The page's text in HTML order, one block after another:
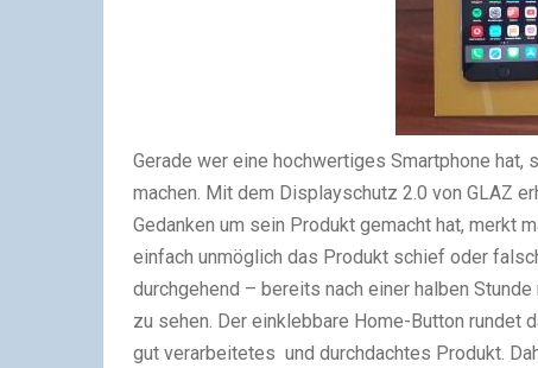
Gerade wer eine hochwertiges Smartphone
machen. Mit dem Displayschutz 2.0 von GLAZ
Gedanken um sein Produkt gemacht hat, merkt
einfach unmöglich das Produkt schief oder
durchgehend – bereits nach einer halben
zu sehen. Der einklebbare Home-Button rundet
gut verarbeitetes und durchdachtes Produkt.